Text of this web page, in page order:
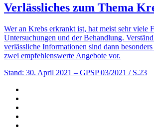
Verlässliches zum Thema
Wer an Krebs erkrankt ist, hat meist sehr viele
Untersuchungen und der Behandlung.
verlässliche Informationen sind dann
zwei empfehlenswerte Angebote vor.
Stand: 30. April 2021 – GPSP 03/2021 / S.23